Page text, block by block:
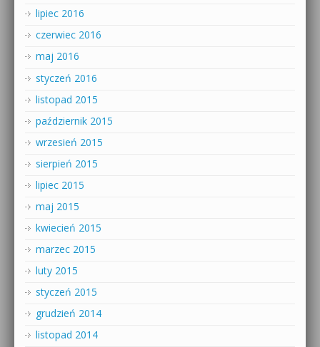
lipiec 2016
czerwiec 2016
maj 2016
styczeń 2016
listopad 2015
październik 2015
wrzesień 2015
sierpień 2015
lipiec 2015
maj 2015
kwiecień 2015
marzec 2015
luty 2015
styczeń 2015
grudzień 2014
listopad 2014